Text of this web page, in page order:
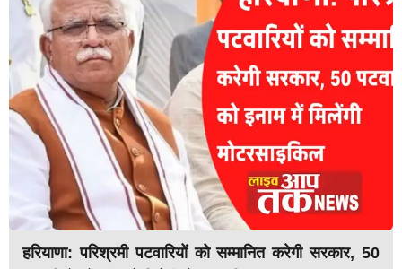
हरियाणा: परिश्रमी पटवारियों को सम्मानित करेगी सरकार, 50